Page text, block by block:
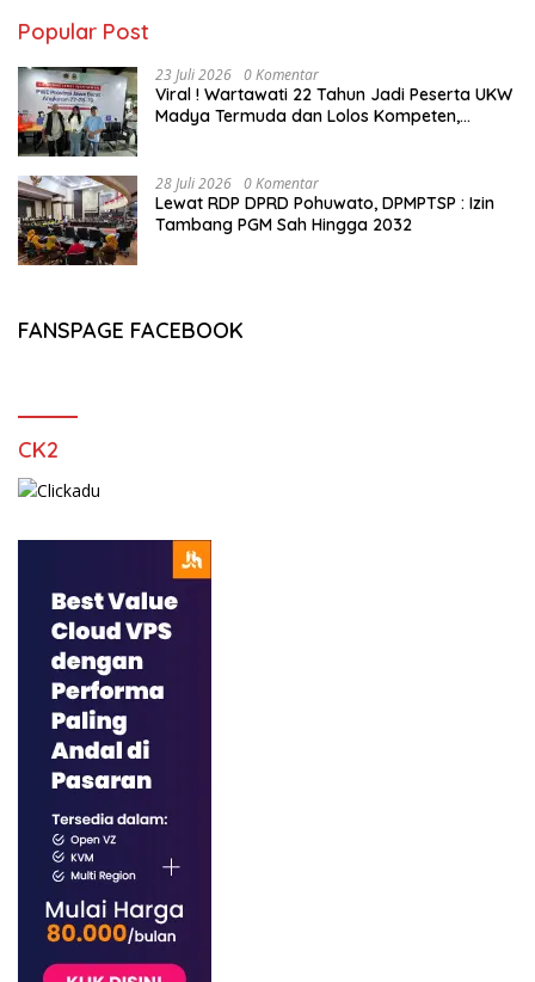
Popular Post
23 Juli 2026 0 Komentar
Viral ! Wartawati 22 Tahun Jadi Peserta UKW
Madya Termuda dan Lolos Kompeten,
28 Juli 2026 0 Komentar
Lewat RDP DPRD Pohuwato, DPMPTSP : Izin
Tambang PGM Sah Hingga 2032
FANSPAGE FACEBOOK
CK2